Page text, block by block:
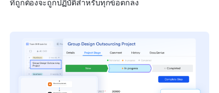
ที่ถูกต้องจะถูกปฏิบัติสำหรับทุกข้อตกลง